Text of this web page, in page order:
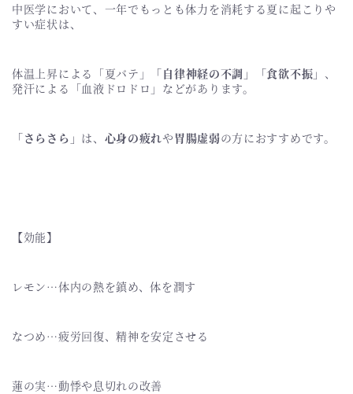
中医学において、一年でもっとも体力を消耗する夏に起こりや
すい症状は、
体温上昇による「夏バテ」 「自律神経の不調」「食欲不振」 、
発汗による「血液ドロドロ」などがあります。
「さらさら」 は、 心身の疲れや 胃腸虚弱の方におすすめです。
【効能】
レモン…体内の熱を鎮め、体を潤す
なつめ…疲労回復、精神を安定させる
蓮の実…動悸や息切れの改善